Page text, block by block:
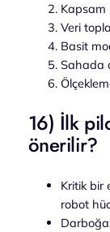
Kapsam
Veri
Basit
Sahada
16) İlk
önerilir?
Kritik bir
robot